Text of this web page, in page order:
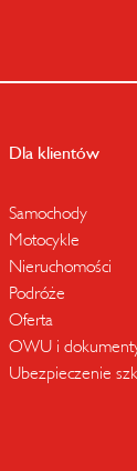
Dla klientów
Samochody
Motocykle
Nieruchomości
Podróże
Oferta
OWU i
Ubezpieczenie